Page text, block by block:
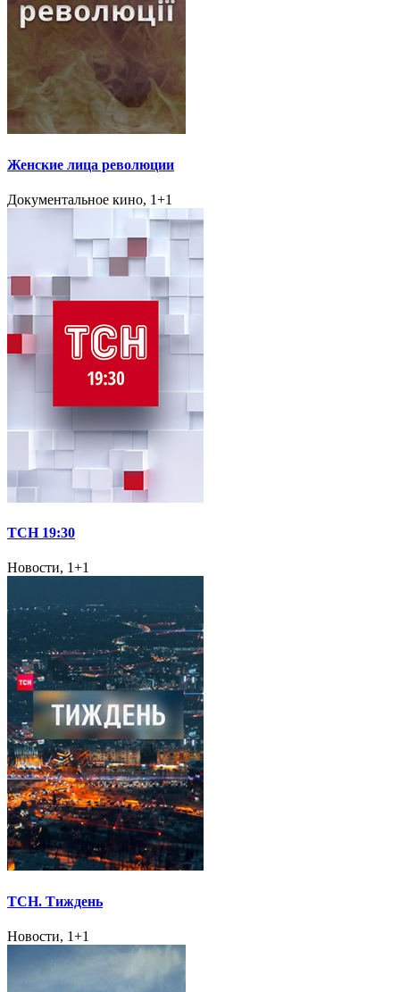
Женские лица революции
Документальное кино, 1+1
ТСН 19:30
Новости, 1+1
ТСН. Тиждень
Новости, 1+1